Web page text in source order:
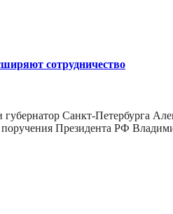
сотрудничество
Санкт-Петербурга
поручения Президента РФ